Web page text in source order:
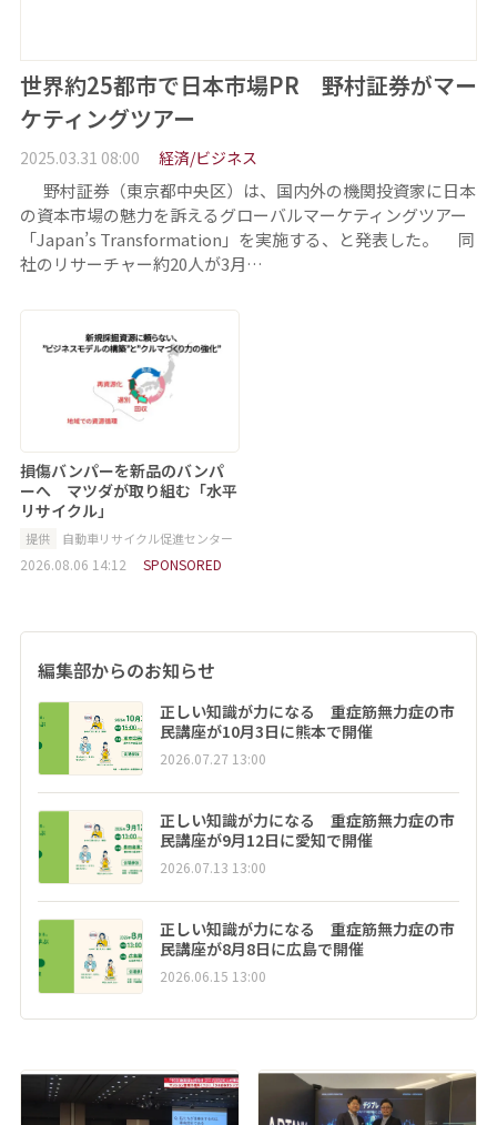
世界約25都市で日本市場PR 野村証券がマー
ケティングツアー
2025.03.31 08:00 経済/ビジネス
野村証券（東京都中央区）は、国内外の機関投資家に日本
の資本市場の魅力を訴えるグローバルマーケティングツアー
「Japan’s Transformation」を実施する、と発表した。 同
社のリサーチャー約20人が3月…
損傷バンパーを新品のバンパ
ーへ マツダが取り組む「水平
リサイクル」
提供 自動車リサイクル促進センター
2026.08.06 14:12 SPONSORED
編集部からのお知らせ
正しい知識が力になる 重症筋無力症の市
民講座が10月3日に熊本で開催
2026.07.27 13:00
正しい知識が力になる 重症筋無力症の市
民講座が9月12日に愛知で開催
2026.07.13 13:00
正しい知識が力になる 重症筋無力症の市
民講座が8月8日に広島で開催
2026.06.15 13:00